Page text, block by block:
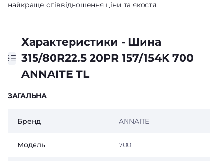
найкраще співвідношення ціни та якостя.
Характеристики - Шина
315/80R22.5 20PR 157/154K 700
ANNAITE TL
ЗАГАЛЬНА
Бренд ANNAITE
Модель 700